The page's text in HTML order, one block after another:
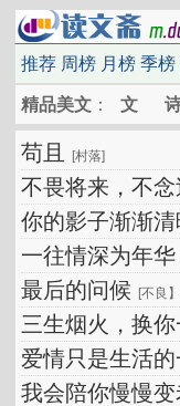
推荐 周榜 月榜 季榜
精品美文 ： 文
苟且 [村落]
不畏将来，不念
你的影子渐渐
一往情深为年华
最后的问候 [不良
三生烟火，换
爱情只是生活
我会陪你慢慢变